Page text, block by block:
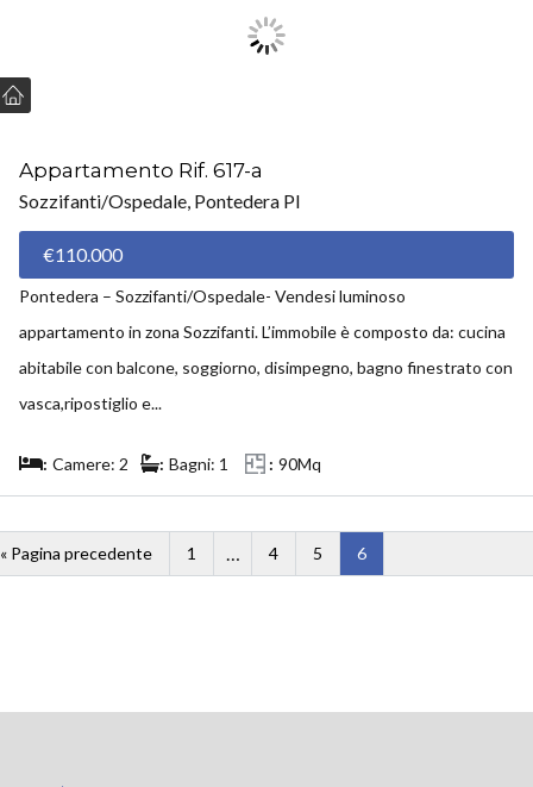
Appartamento Rif. 617-a
Sozzifanti/Ospedale, Pontedera PI
€110.000
Pontedera – Sozzifanti/Ospedale- Vendesi luminoso
appartamento in zona Sozzifanti. L’immobile è composto da: cucina
abitabile con balcone, soggiorno, disimpegno, bagno finestrato con
vasca,ripostiglio e...
Camere: 2 Bagni: 1 90Mq
« Pagina precedente 1 … 4 5 6